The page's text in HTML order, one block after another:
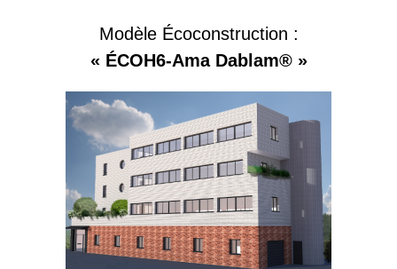
Modèle Écoconstruction :
« ÉCOH6-Ama Dablam® »